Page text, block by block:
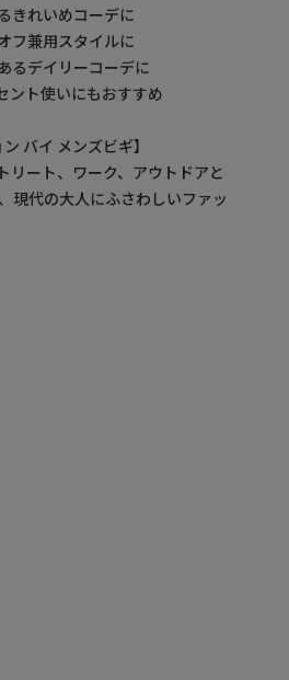
きれいめコーデに
フ兼用スタイルに
るデイリーコーデに
ント使いにもおすすめ
バイ メンズビギ】
リート、ワーク、アウトドアと
現代の大人にふさわしいファッ